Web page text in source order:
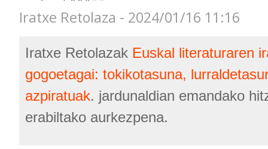
Iratxe Retolaza - 2024/01/16 11:16
Iratxe Retolazak Euskal literaturaren
gogoetagai: tokikotasuna,
azpiratuak. jardunaldian emandako
erabiltako aurkezpena.